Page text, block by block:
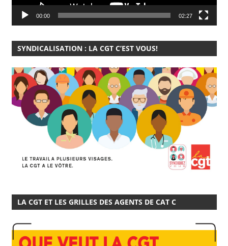
00:00 02:27
SYNDICALISATION : LA CGT C’EST VOUS!
LA CGT ET LES GRILLES DES AGENTS DE CAT C